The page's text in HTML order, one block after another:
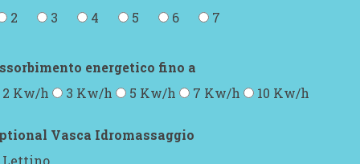
2
3 4 5 6 7
energetico fino a
2 Kw/h
3 Kw/h 5 Kw/h 7 Kw/h 10 Kw/h
Vasca Idromassaggio
Lettino